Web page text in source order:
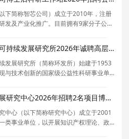
下简称智芯公司）成立于2010年，注册
发及产业化推广。目前拥有9家分子公司
有限公司、青岛智芯半导体科技有限
、北京智芯半导体
中国农业科学院农业环境与可持续发展研究所2026年诚聘高层次优秀人才公告
发展研究所（简称环发所）始建于1953
与技术创新的国家级公益性科研事业单
、土、气、生等核心环境制约因素为
引领绿色低碳转型
国家知识产权局知识产权发展研究中心2026年招聘2名项目博士后公告
中心（以下简称研究中心）成立于2001
类事业单位，以开展知识产权理论、政
家知识产权局党组科学决策和政策制